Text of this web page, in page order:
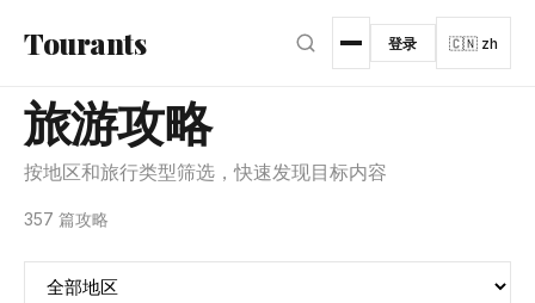
Tourants 登录 🇨🇳 zh
旅游攻略
按地区和旅行类型筛选，快速发现目标内容
357 篇攻略